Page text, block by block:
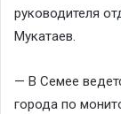
руководителя
Мукатаев.
— В Семее
города по